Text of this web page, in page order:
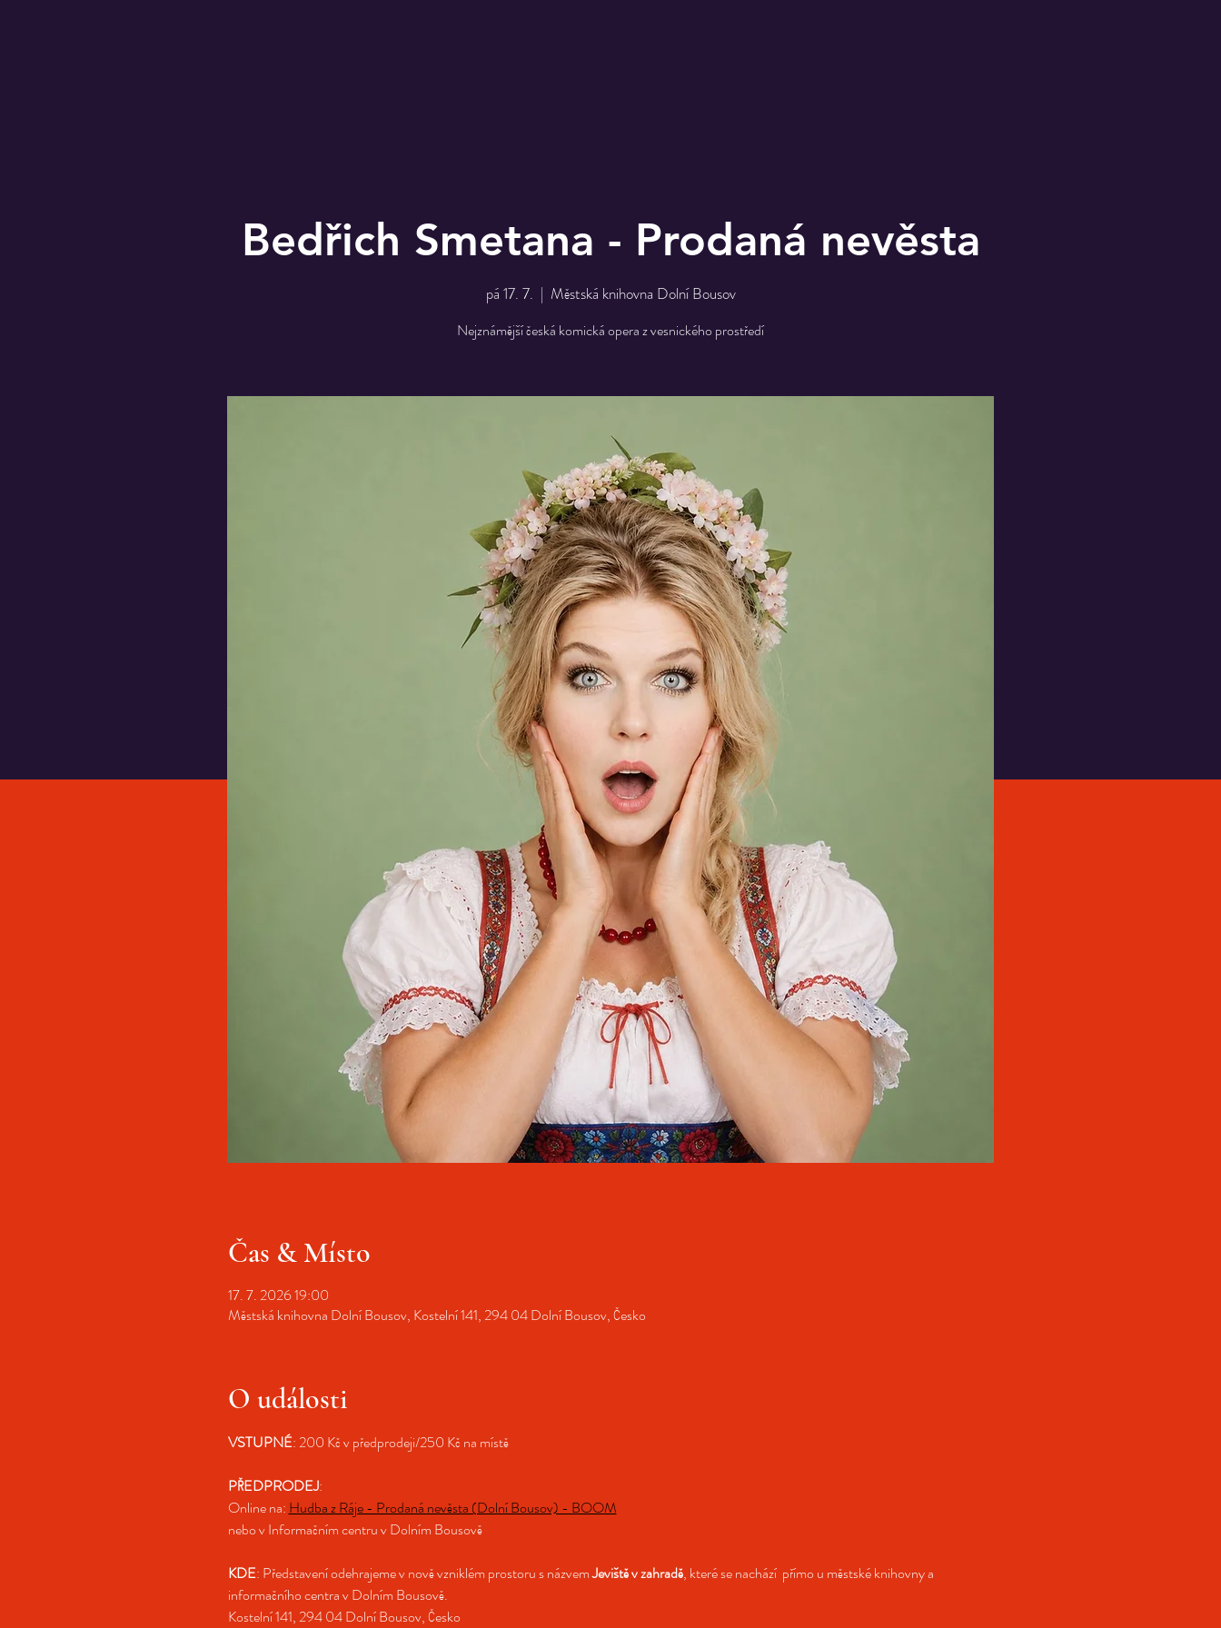
Bedřich Smetana - Prodaná nevěsta
pá 17. 7.
  |
Městská knihovna Dolní Bousov
Nejznámější česká komická opera z vesnického prostředí
Čas & Místo
17. 7. 2026 19:00
Městská knihovna Dolní Bousov, Kostelní 141, 294 04 Dolní Bousov, Česko
O události
VSTUPNÉ: 200 Kč v předprodeji/250 Kč na místě
PŘEDPRODEJ:
Online na: Hudba z Ráje - Prodaná nevěsta (Dolní Bousov) - BOOM
nebo v Informačním centru v Dolním Bousově
KDE: Představení odehrajeme v nově vzniklém prostoru s názvem Jeviště v zahradě, které se nachází  přímo u městské knihovny a
informačního centra v Dolním Bousově.
Kostelní 141, 294 04 Dolní Bousov, Česko